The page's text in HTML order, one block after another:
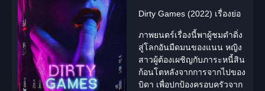
Dirty Games (2022) เรื่องย่อ
ภาพยนตร์เรื่องนี้พาผู้ชมดำดิ่ง
สู่โลกอันมืดมนของแนน หญิง
สาวผู้ต้องเผชิญกับภาระหนี้สิน
ก้อนโตหลังจากการจากไปของ
บิดา เพื่อปกป้องครอบครัวจาก